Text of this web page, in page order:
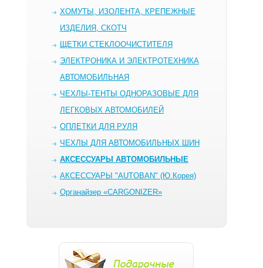
ХОМУТЫ, ИЗОЛЕНТА, КРЕПЕЖНЫЕ
ИЗДЕЛИЯ, СКОТЧ
ЩЕТКИ СТЕКЛООЧИСТИТЕЛЯ
ЭЛЕКТРОНИКА И ЭЛЕКТРОТЕХНИКА
АВТОМОБИЛЬНАЯ
ЧЕХЛЫ-ТЕНТЫ ОДНОРАЗОВЫЕ ДЛЯ
ЛЕГКОВЫХ АВТОМОБИЛЕЙ
ОПЛЕТКИ ДЛЯ РУЛЯ
ЧЕХЛЫ ДЛЯ АВТОМОБИЛЬНЫХ ШИН
AКСЕССУАРЫ АВТОМОБИЛЬНЫЕ
АКСЕССУАРЫ "AUTOBAN" (Ю.Корея)
Органайзер «CARGONIZER»